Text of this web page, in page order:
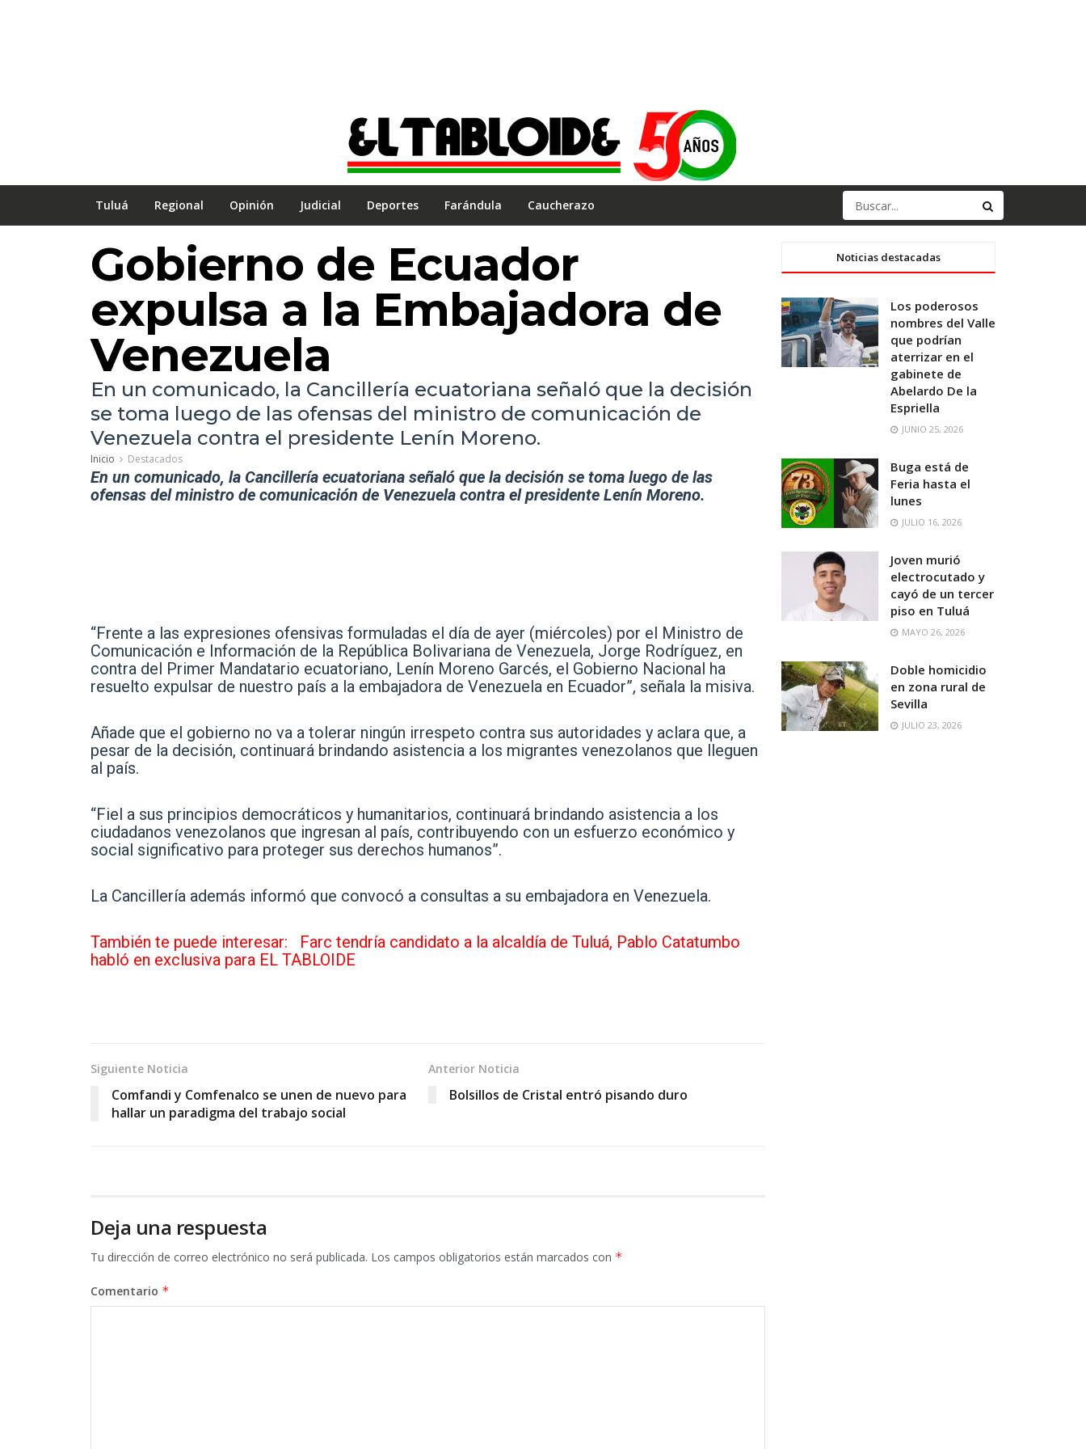
Tuluá Regional Opinión Judicial Deportes Farándula Caucherazo
Gobierno de Ecuador
expulsa a la Embajadora de
Venezuela
En un comunicado, la Cancillería ecuatoriana señaló que la decisión
se toma luego de las ofensas del ministro de comunicación de
Venezuela contra el presidente Lenín Moreno.
Inicio Destacados
En un comunicado, la Cancillería ecuatoriana señaló que la decisión se toma luego de las
ofensas del ministro de comunicación de Venezuela contra el presidente Lenín Moreno.
“Frente a las expresiones ofensivas formuladas el día de ayer (miércoles) por el Ministro de
Comunicación e Información de la República Bolivariana de Venezuela, Jorge Rodríguez, en
contra del Primer Mandatario ecuatoriano, Lenín Moreno Garcés, el Gobierno Nacional ha
resuelto expulsar de nuestro país a la embajadora de Venezuela en Ecuador”, señala la misiva.
Añade que el gobierno no va a tolerar ningún irrespeto contra sus autoridades y aclara que, a
pesar de la decisión, continuará brindando asistencia a los migrantes venezolanos que lleguen
al país.
“Fiel a sus principios democráticos y humanitarios, continuará brindando asistencia a los
ciudadanos venezolanos que ingresan al país, contribuyendo con un esfuerzo económico y
social significativo para proteger sus derechos humanos”.
La Cancillería además informó que convocó a consultas a su embajadora en Venezuela.
También te puede interesar:
Farc tendría candidato a la alcaldía de Tuluá, Pablo Catatumbo
habló en exclusiva para EL TABLOIDE
Siguiente Noticia
Comfandi y Comfenalco se unen de nuevo para
hallar un paradigma del trabajo social
Anterior Noticia
Bolsillos de Cristal entró pisando duro
Deja una respuesta
Tu dirección de correo electrónico no será publicada. Los campos obligatorios están marcados con *
Comentario *
Noticias destacadas
Los poderosos
nombres del Valle
que podrían
aterrizar en el
gabinete de
Abelardo De la
Espriella
JUNIO 25, 2026
Buga está de
Feria hasta el
lunes
JULIO 16, 2026
Joven murió
electrocutado y
cayó de un tercer
piso en Tuluá
MAYO 26, 2026
Doble homicidio
en zona rural de
Sevilla
JULIO 23, 2026